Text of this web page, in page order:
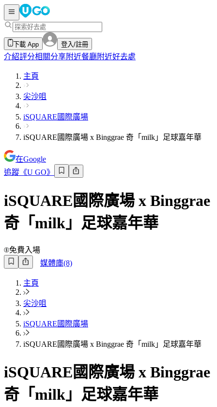
下載 App 登入/註冊
介紹評分相關分享附近餐廳附近好去處
主頁
尖沙咀
iSQUARE國際廣場
iSQUARE國際廣場 x Binggrae 奇「milk」足球嘉年華
在Google
追蹤《U GO》
iSQUARE國際廣場 x Binggrae
奇「milk」足球嘉年華
免費入場
媒體庫(8)
主頁
尖沙咀
iSQUARE國際廣場
iSQUARE國際廣場 x Binggrae 奇「milk」足球嘉年華
iSQUARE國際廣場 x Binggrae
奇「milk」足球嘉年華